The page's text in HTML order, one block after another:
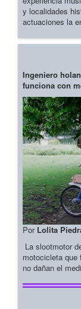
y localidades
actuaciones la
Ingeniero
funciona con
Por Lolita
La slootmotor
motocicleta
no dañan el